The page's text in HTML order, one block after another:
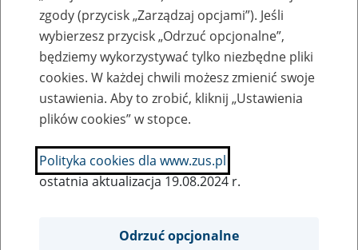
Nazwa zakładu pracy:
SZUKAJ
zgody (przycisk „Zarządzaj opcjami”). Jeśli
wybierzesz przycisk „Odrzuć opcjonalne”,
będziemy wykorzystywać tylko niezbędne pliki
cookies. W każdej chwili możesz zmienić swoje
ustawienia. Aby to zrobić, kliknij „Ustawienia
plików cookies” w stopce.
Polityka cookies dla www.zus.pl
ostatnia aktualizacja 19.08.2024 r.
Odrzuć opcjonalne